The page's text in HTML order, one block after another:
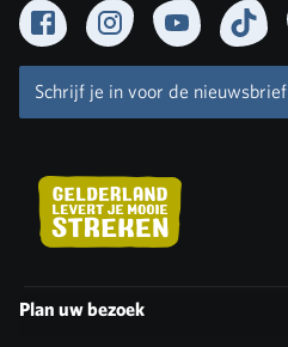
FacebookInstagramYouTubeTikTok
Schrijf je in voor de nieuwsbrief
Plan uw bezoek